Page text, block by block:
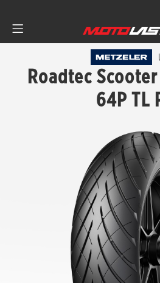
Roadtec
64P TL